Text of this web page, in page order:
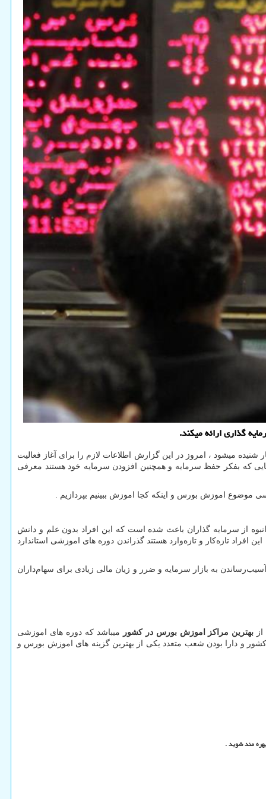
گذاری ارائه میكند.
شنیده میشود ، امروز در این گزارش اطلاعات لازم را برای آغاز فعالیت
که بفکر حفظ سرمایه و همچنین افزودن سرمایه خود هستند معرفی
موضوع اموزش بورس و اینکه کجا اموزش ببینیم بپردازیم .
انبوه از سرمایه گذاران باعث شده است که این افراد بدون علم و دانش
تازه‌کار و تازه‌وارد هستند گذراندن دوره های اموزشی استاندارد
به بازار سرمایه و ضرر و زیان مالی زیادی برای سهام‌داران
بهترین مراکز اموزش بورس در کشور
میباشد که دوره های اموزشی
و خارج از کشور و دارا بودن شعب متعدد یکی از بهترین گزینه های اموزش بورس و
مند شوید .